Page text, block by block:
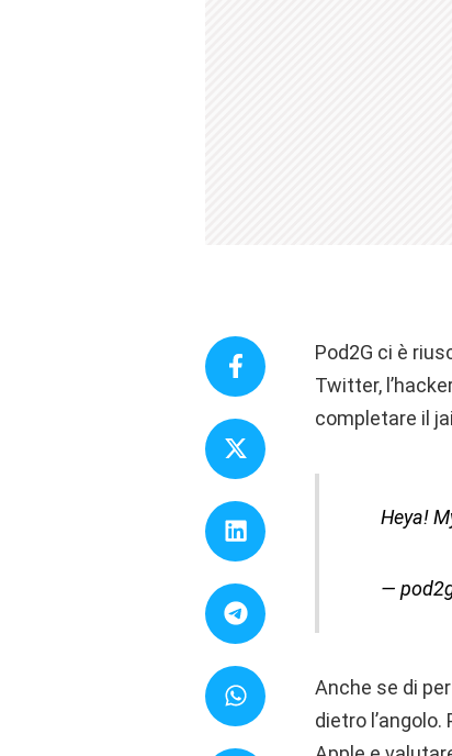
Pod2G ci è
Twitter,
completare il
Heya!
—
Anche se di
dietro